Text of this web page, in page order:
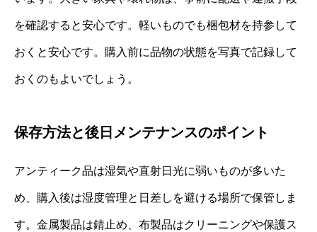
を確認すると安心です。軽いものでも梱包材を持参して
おくと安心です。購入前に品物の状態を写真で記録して
おくのもよいでしょう。
保存方法と後日メンテナンスのポイント
アンティーク品は湿気や直射日光に弱いものが多いた
め、購入後は湿度管理と日差しを避ける場所で保管しま
す。金属製品は錆止め、布製品はクリーニングや保護ス